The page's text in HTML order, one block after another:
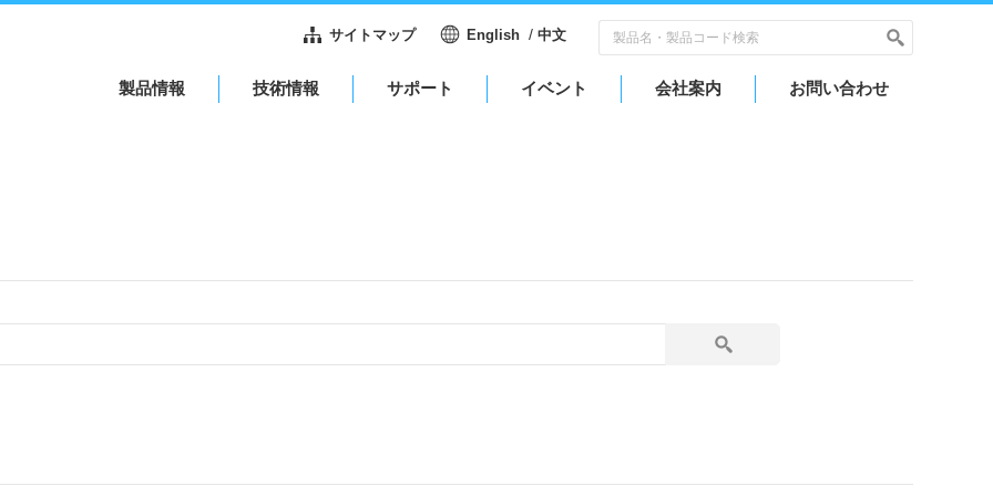
サイトマップ English / 中文
製品情報 技術情報 サポート イベント 会社案内 お問い合わせ